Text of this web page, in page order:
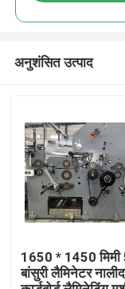
अनुशंसित उत्पाद
1650 * 1450 मिमी
बांसुरी लैमिनेटर